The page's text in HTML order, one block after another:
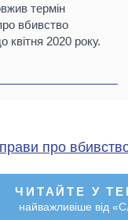
термін
вбивство
2020 року.
про
ЧИТАЙТЕ У
найважливіше від